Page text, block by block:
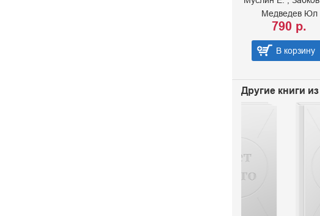
Медведев Юл
790 р.
В корзину
Другие книги